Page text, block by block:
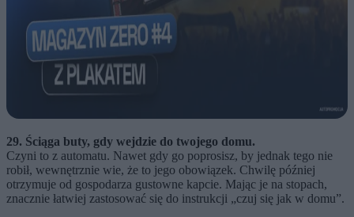
29. Ściąga buty, gdy wejdzie do twojego domu.
Czyni to z automatu. Nawet gdy go poprosisz, by jednak tego nie
robił, wewnętrznie wie, że to jego obowiązek. Chwilę później
otrzymuje od gospodarza gustowne kapcie. Mając je na stopach,
znacznie łatwiej zastosować się do instrukcji „czuj się jak w domu”.